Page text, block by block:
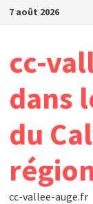
Passer
7 août 2026
cc-
dans
du
cc-vallee-auge.fr